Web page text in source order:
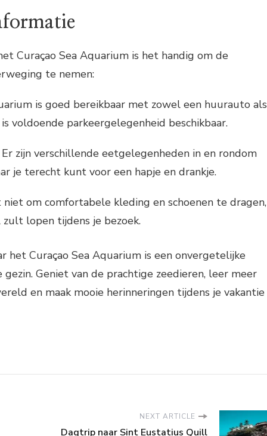
Curaçao Sea Aquarium is het handig om de
te nemen:
is goed bereikbaar met zowel een huurauto als
voldoende parkeergelegenheid beschikbaar.
zijn verschillende eetgelegenheden in en rondom
je terecht kunt voor een hapje en drankje.
om comfortabele kleding en schoenen te dragen,
zult lopen tijdens je bezoek.
het Curaçao Sea Aquarium is een onvergetelijke
Geniet van de prachtige zeedieren, leer meer
en maak mooie herinneringen tijdens je vakantie
NEXT ARTICLE
Dagtrip naar Sint Eustatius Quill